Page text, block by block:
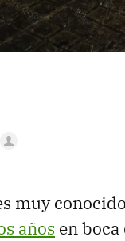
muy
años en boca